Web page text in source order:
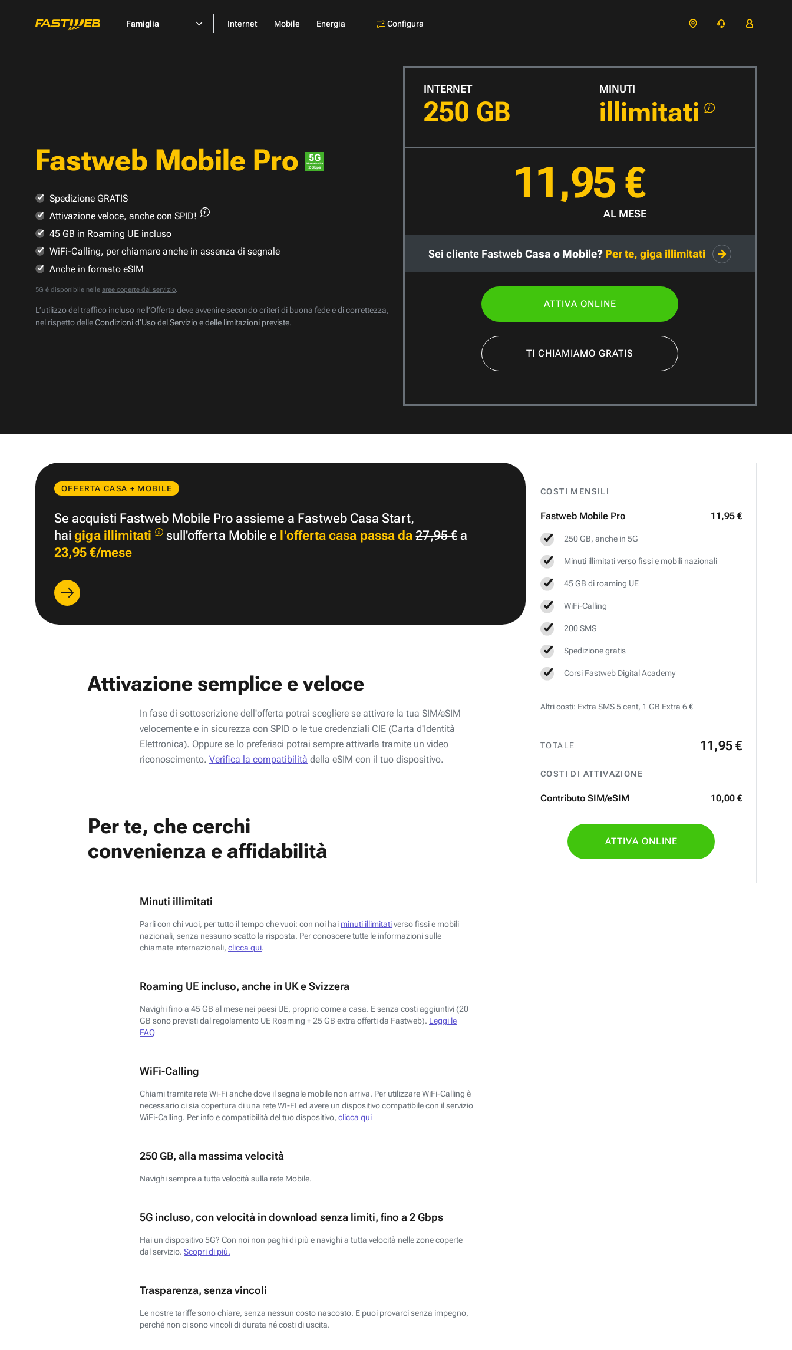
Famiglia Internet Mobile Energia Configura
Fastweb Mobile Pro
INTERNET
250 GB
MINUTI
illimitati
11,95 €
AL MESE
Sei cliente Fastweb Casa o Mobile? Per te, giga illimitati
ATTIVA ONLINE
TI CHIAMIAMO GRATIS
Spedizione GRATIS
Attivazione veloce, anche con SPID!
45 GB in Roaming UE incluso
WiFi-Calling, per chiamare anche in assenza di segnale
Anche in formato eSIM
5G è disponibile nelle aree coperte dal servizio.
L’utilizzo del traffico incluso nell’Offerta deve avvenire secondo criteri di buona fede e di correttezza,
nel rispetto delleCondizioni d’Uso del Servizio e delle limitazioni previste.
COSTI MENSILI
Fastweb Mobile Pro 11,95 €
250 GB, anche in 5G
Minuti illimitativerso fissi e mobili nazionali
45 GB di roaming UE
WiFi-Calling
200 SMS
Spedizione gratis
Corsi Fastweb Digital Academy
Altri costi: Extra SMS 5 cent, 1 GB Extra 6 €
TOTALE 11 ,95 €
COSTI DI ATTIVAZIONE
Contributo SIM/eSIM 10,00 €
ATTIVA ONLINE
OFFERTA CASA + MOBILE
Se acquisti Fastweb Mobile Pro assieme a Fastweb Casa Start,
haigiga illimitati sull'offerta Mobile e l'offerta casa passa da 27,95 €a
23,95 €/mese
Attivazione semplice e veloce
In fase di sottoscrizione dell'offerta potrai scegliere se attivare la tua SIM/eSIM
velocemente e in sicurezza con SPID o le tue credenziali CIE (Carta d'Identità
Elettronica). Oppure se lo preferisci potrai sempre attivarla tramite un video
riconoscimento. Verifica la compatibilità della eSIM con il tuo dispositivo.
Per te, che cerchi
convenienza e affidabilità
Minuti illimitati
Parli con chi vuoi, per tutto il tempo che vuoi: con noi hai minuti illimitativerso fissi e mobili
nazionali, senza nessuno scatto la risposta. Per conoscere tutte le informazioni sulle
chiamate internazionali, clicca qui.
Roaming UE incluso, anche in UK e Svizzera
Navighi fino a 45 GB al mese nei paesi UE, proprio come a casa. E senza costi aggiuntivi (20
GB sono previsti dal regolamento UE Roaming + 25 GB extra offerti da Fastweb). Leggi le
FAQ
WiFi-Calling
Chiami tramite rete Wi-Fi anche dove il segnale mobile non arriva. Per utilizzare WiFi-Calling è
necessario ci sia copertura di una rete WI-FI ed avere un dispositivo compatibile con il servizio
WiFi-Calling. Per info e compatibilità del tuo dispositivo, clicca qui
250 GB, alla massima velocità
Navighi sempre a tutta velocità sulla rete Mobile.
5G incluso, con velocità in download senza limiti, fino a 2 Gbps
Hai un dispositivo 5G? Con noi non paghi di più e navighi a tutta velocità nelle zone coperte
dal servizio. Scopri di più.
Trasparenza, senza vincoli
Le nostre tariffe sono chiare, senza nessun costo nascosto. E puoi provarci senza impegno,
perché non ci sono vincoli di durata né costi di uscita.